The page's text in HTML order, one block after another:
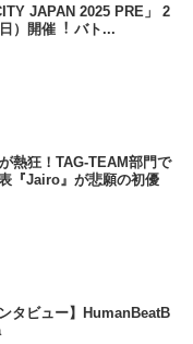
JAPAN 2025 PRE」 2
）開催︕ バト...
熱狂！TAG-TEAM部門で
『Jairo』が悲願の初優
ンタビュー】HumanBeatB